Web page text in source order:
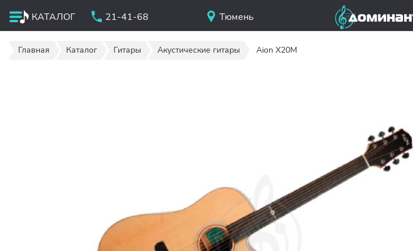
КАТАЛОГ 21-41-68 Тюмень
Главная Каталог Гитары Акустические гитары Aion X20M